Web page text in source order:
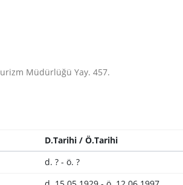
Müdürlüğü Yay. 457.
D.Tarihi / Ö.Tarihi
d. ? - ö. ?